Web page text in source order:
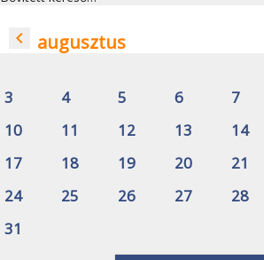
navigate_before augusztus
3
4 5 6 7
10
11 12 13 14
17
18 19 20 21
24
25 26 27 28
31